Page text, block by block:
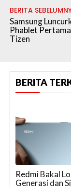
BERITA
Samsung
Phablet
Tizen
BERITA
Redmi Bakal
Generasi dan